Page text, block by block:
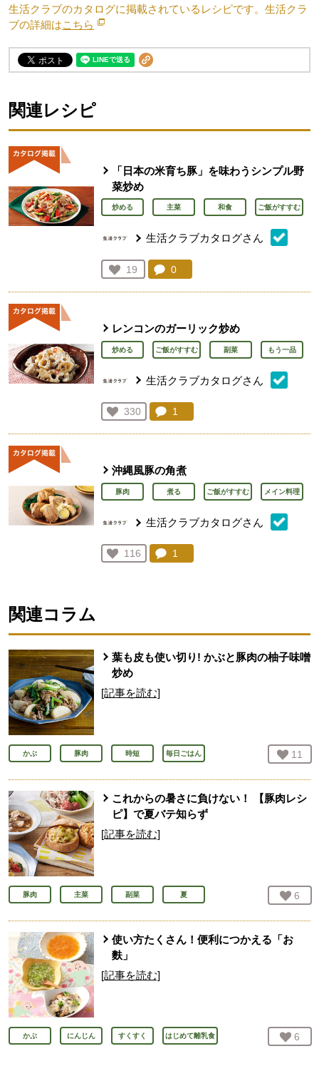
生活クラブのカタログに掲載されているレシピです。生活クラ
ブの詳細はこちら 別のウィンドウで開きます。
関連レシピ
「日本の米育ち豚」を味わうシンプル野
菜炒め
炒める 主菜 和食 ご飯がすすむ
生活クラブカタログさん
お気に入り登録：
19
人が登録
コメント：
0
レンコンのガーリック炒め
炒める ご飯がすすむ 副菜 もう一品
生活クラブカタログさん
お気に入り登録：
330
人が登録
コメント：
1
沖縄風豚の角煮
豚肉 煮る ご飯がすすむ メイン料理
生活クラブカタログさん
お気に入り登録：
116
人が登録
コメント：
1
関連コラム
葉も皮も使い切り! かぶと豚肉の柚子味噌
炒め
[記事を読む]
かぶ 豚肉 時短 毎日ごはん お気
11
これからの暑さに負けない！ 【豚肉レシ
ピ】で夏バテ知らず
[記事を読む]
豚肉 主菜 副菜 夏 お気
6
使い方たくさん！便利につかえる「お
麩」
[記事を読む]
かぶ にんじん すくすく はじめて離乳食 お気
6